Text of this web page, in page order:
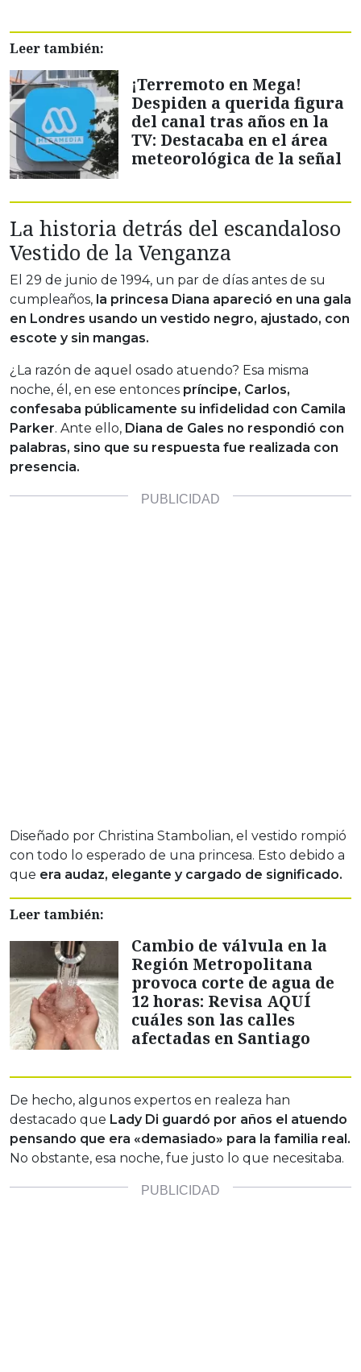
Leer también:
¡Terremoto en Mega!
Despiden a querida figura
del canal tras años en la
TV: Destacaba en el área
meteorológica de la señal
La historia detrás del escandaloso
Vestido de la Venganza
El 29 de junio de 1994, un par de días antes de su
cumpleaños, la princesa Diana apareció en una gala
en Londres usando un vestido negro, ajustado, con
escote y sin mangas.
¿La razón de aquel osado atuendo? Esa misma
noche, él, en ese entonces príncipe, Carlos,
confesaba públicamente su infidelidad con Camila
Parker. Ante ello, Diana de Gales no respondió con
palabras, sino que su respuesta fue realizada con
presencia.
Diseñado por Christina Stambolian, el vestido rompió
con todo lo esperado de una princesa. Esto debido a
que era audaz, elegante y cargado de significado.
Leer también:
Cambio de válvula en la
Región Metropolitana
provoca corte de agua de
12 horas: Revisa AQUÍ
cuáles son las calles
afectadas en Santiago
De hecho, algunos expertos en realeza han
destacado que Lady Di guardó por años el atuendo
pensando que era «demasiado» para la familia real.
No obstante, esa noche, fue justo lo que necesitaba.